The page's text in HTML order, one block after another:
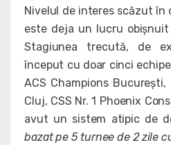
Nivelul de interes scăzut în
este deja un lucru
Stagiunea trecută, de
început cu doar cinci echipe
ACS Champions
Cluj, CSS Nr. 1 Phoenix
avut un sistem atipic de
bazat pe 5 turnee de 2 zile